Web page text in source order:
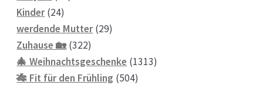
Kinder 2424
Produkte
werdende Mutter 2929
Zuhause 🏡 322322
Produkte
🎄 Weihnachtsgeschenke 13131313
🎋 Fit für den Frühling 504504